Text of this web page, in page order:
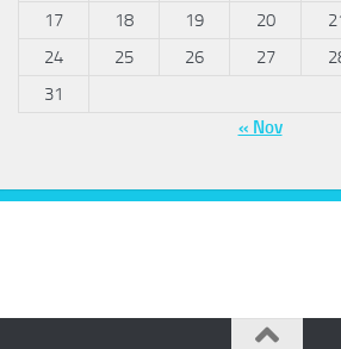
17
18 19 20
24
25 26 27
31
« Nov